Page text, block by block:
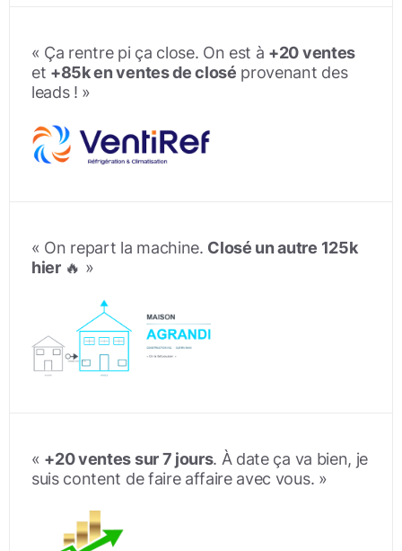
« Ça rentre pi ça close. On est à +20 ventes
et +85k en ventes de closé provenant des
leads ! »
« On repart la machine. Closé un autre 125k
hier🔥 »
« +20 ventes sur 7 jours. À date ça va bien, je
suis content de faire affaire avec vous. »